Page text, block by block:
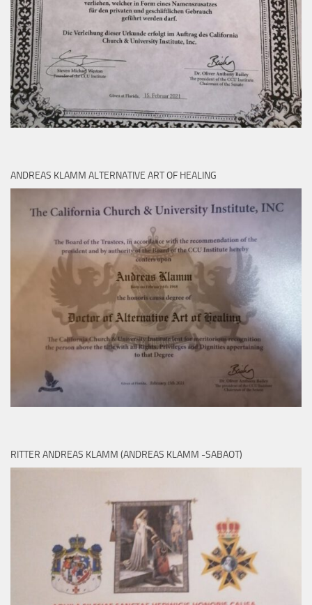
ANDREAS KLAMM ALTERNATIVE ART OF HEALING
RITTER ANDREAS KLAMM (ANDREAS KLAMM -SABAOT)